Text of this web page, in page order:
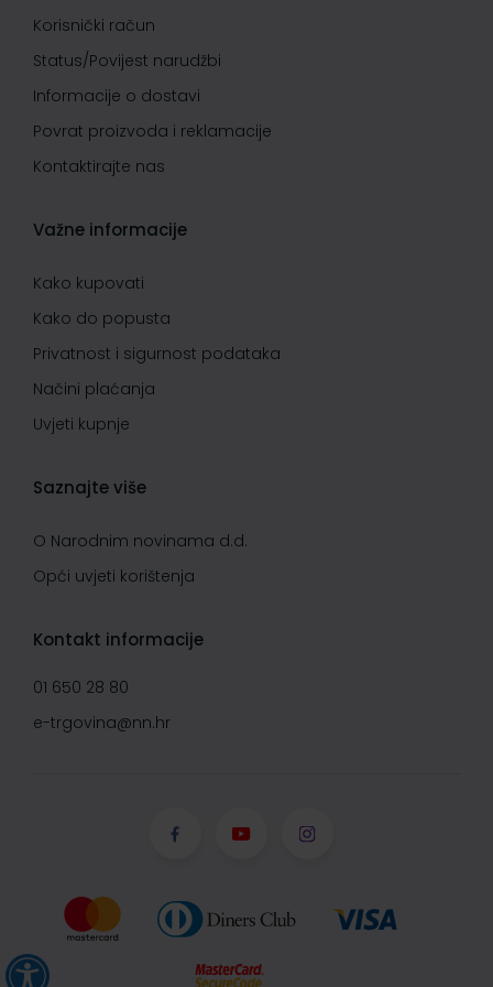
Korisnički račun
Status/Povijest narudžbi
Informacije o dostavi
Povrat proizvoda i reklamacije
Kontaktirajte nas
Važne informacije
Kako kupovati
Kako do popusta
Privatnost i sigurnost podataka
Načini plaćanja
Uvjeti kupnje
Saznajte više
O Narodnim novinama d.d.
Opći uvjeti korištenja
Kontakt informacije
01 650 28 80
e-trgovina@nn.hr